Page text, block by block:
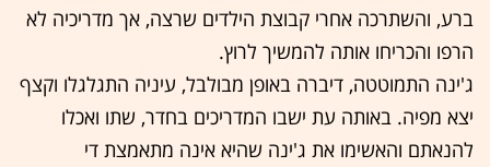
ברע, והשתרכה אחרי קבוצת הילדים שרצה, אך מדריכיה לא
הרפו והכריחו אותה להמשיך לרוץ.
ג'ינה התמוטטה, דיברה באופן מבולבל, עיניה התגלגלו וקצף
יצא מפיה. באותה עת ישבו המדריכים בחדר, שתו ואכלו
להנאתם והאשימו את ג'ינה שהיא אינה מתאמצת די